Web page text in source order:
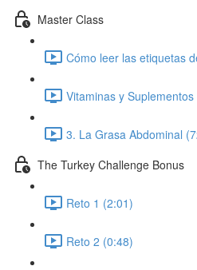
Master Class
Cómo leer las etiquetas
Vitaminas y
3. La Grasa Abdominal
The Turkey Challenge Bonus
Reto 1 (2:01)
Reto 2 (0:48)